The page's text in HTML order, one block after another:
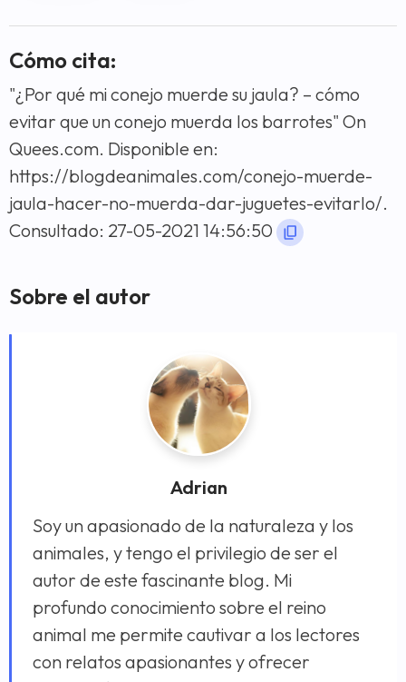
Cómo cita:
"¿Por qué mi conejo muerde su jaula? – cómo
evitar que un conejo muerda los barrotes" On
Quees.com. Disponible en:
https://blogdeanimales.com/conejo-muerde-
jaula-hacer-no-muerda-dar-juguetes-evitarlo/.
Consultado: 27-05-2021 14:56:50
Sobre el autor
Adrian
Soy un apasionado de la naturaleza y los
animales, y tengo el privilegio de ser el
autor de este fascinante blog. Mi
profundo conocimiento sobre el reino
animal me permite cautivar a los lectores
con relatos apasionantes y ofrecer